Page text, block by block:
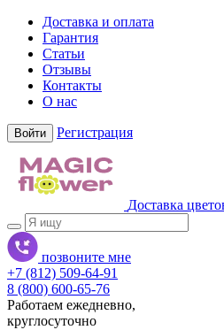
Доставка и оплата
Гарантия
Статьи
Отзывы
Контакты
О нас
Войти Регистрация
Доставка
позвоните мне
+7 (812) 509-64-91
8 (800) 600-65-76
Работаем ежедневно,
круглосуточно